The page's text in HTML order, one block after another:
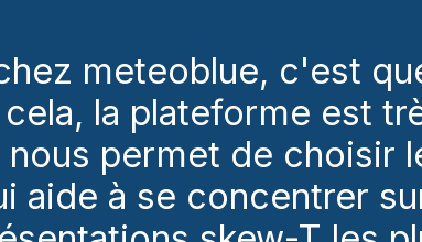
meteoblue, c'est
la plateforme est
permet de choisir
aide à se concentrer